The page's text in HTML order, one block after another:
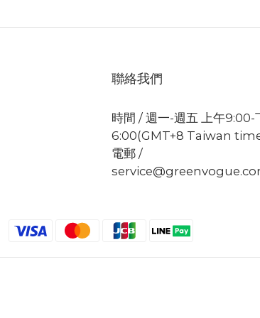
聯絡我們
時間 / 週一-週五 上午9:00-
6:00(GMT+8 Taiwan
電郵 /